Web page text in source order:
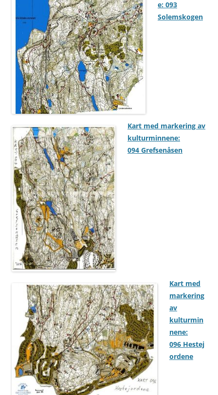
e: 093
Solemskogen
Kart med markering av
kulturminnene:
094 Grefsenåsen
Kart med
markering
av
kulturmin
nene:
096 Hestej
ordene